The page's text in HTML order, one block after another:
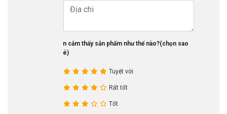
Bạn cảm thấy sản phẩm như thế nào?(chọn sao
nhé)
Tuyệt vời
Rất tốt
Tốt